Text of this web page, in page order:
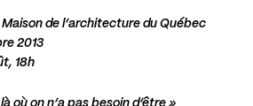
de l’architecture du Québec
2013
18h
où on n’a pas besoin d’être »